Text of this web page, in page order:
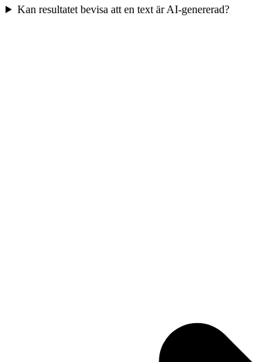
Kan resultatet bevisa att en text är AI-genererad?